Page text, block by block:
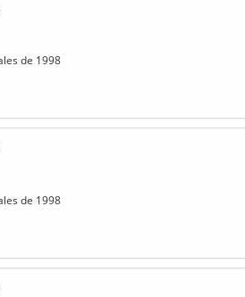
de 1998
de 1998